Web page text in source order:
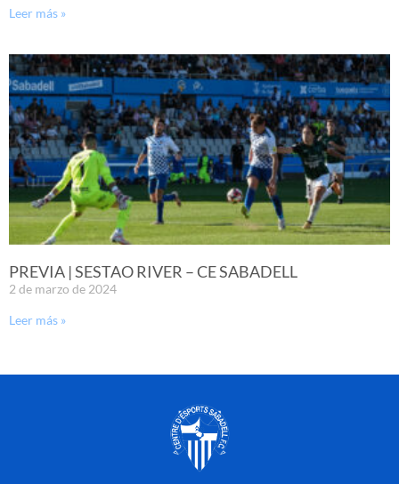
Leer más »
PREVIA | SESTAO RIVER – CE SABADELL
2 de marzo de 2024
Leer más »